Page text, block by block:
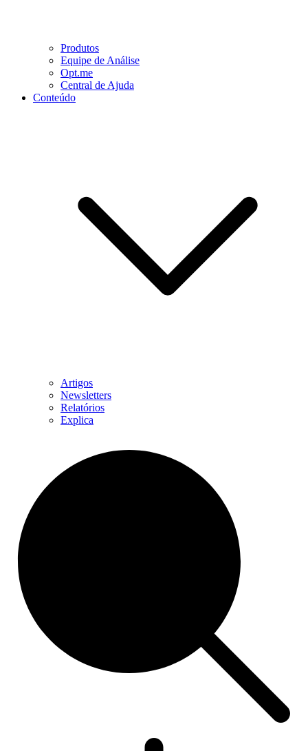
Produtos
Equipe de Análise
Opt.me
Central de Ajuda
Conteúdo
Artigos
Newsletters
Relatórios
Explica